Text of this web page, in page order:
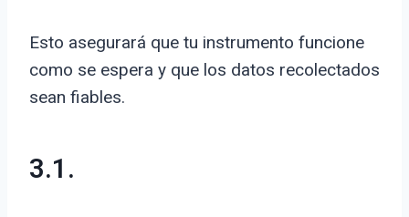
Esto asegurará que tu instrumento funcione
como se espera y que los datos recolectados
sean fiables.
3.1.